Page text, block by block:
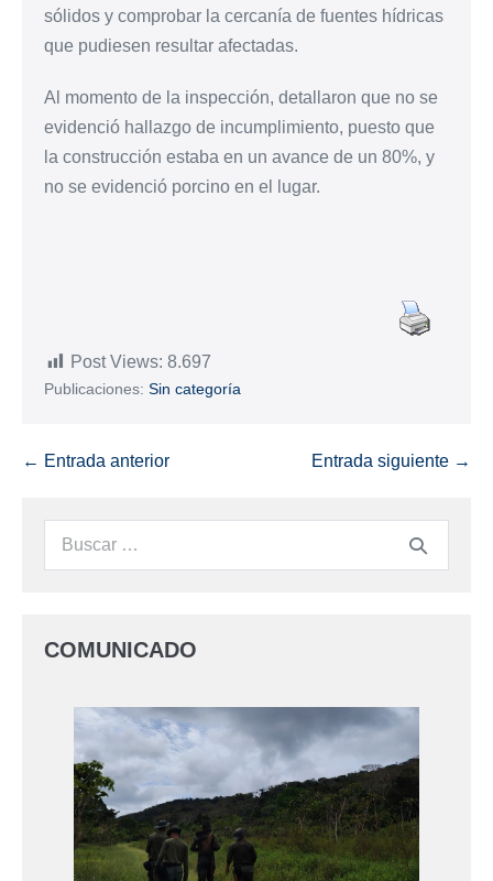
sólidos y comprobar la cercanía de fuentes hídricas
que pudiesen resultar afectadas.
Al momento de la inspección, detallaron que no se
evidenció hallazgo de incumplimiento, puesto que
la construcción estaba en un avance de un 80%, y
no se evidenció porcino en el lugar.
Post Views: 8.697
Publicaciones: Sin categoría
← Entrada anterior Entrada siguiente →
COMUNICADO